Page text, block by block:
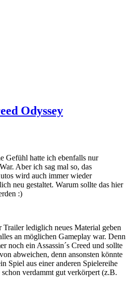
Odyssey
Gefühl hatte ich ebenfalls nur
Aber ich sag mal so, das
wird auch immer wieder
neu gestaltet. Warum sollte das hier
:)
Trailer lediglich neues Material geben
an möglichen Gameplay war. Denn
noch ein Assassin´s Creed und sollte
abweichen, denn ansonsten könnte
Spiel aus einer anderen Spielereihe
schon verdammt gut verkörpert (z.B.